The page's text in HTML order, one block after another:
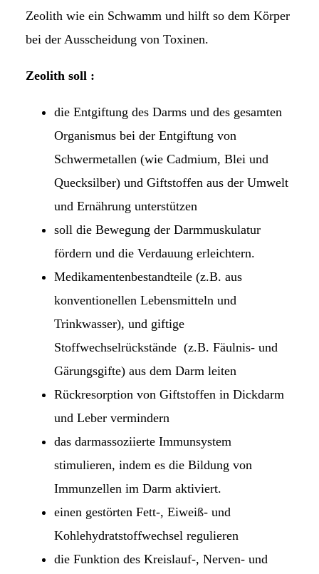
Zeolith wie ein Schwamm und hilft so dem Körper
bei der Ausscheidung von Toxinen.
Zeolith soll :
die Entgiftung des Darms und des gesamten
Organismus bei der Entgiftung von
Schwermetallen (wie Cadmium, Blei und
Quecksil­ber) und Giftstoffen aus der Umwelt
und Ernährung unterstützen
soll die Bewegung der Darmmuskulatur
fördern und die Verdauung erleichtern.
Medikamentenbestandteile (z.B. aus
konventionellen Le­bensmitteln und
Trinkwasser), und giftige
Stoffwechselrückstände (z.B. Fäulnis- und
Gärungsgifte) aus dem Darm leiten
Rückresorption von Giftstoffen in Dickdarm
und Leber vermindern
das darmassoziierte Immunsystem
stimulieren, indem es die Bildung von
Immunzellen im Darm aktiviert.
einen gestörten Fett-, Eiweiß- und
Kohlehydratstoffwechsel regulieren
die Funktion des Kreis­lauf-, Nerven- und